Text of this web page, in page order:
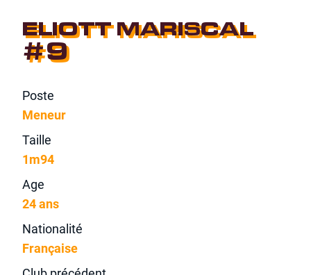
ELIOTT MARISCAL
#9
Poste
Meneur
Taille
1m94
Age
24 ans
Nationalité
Française